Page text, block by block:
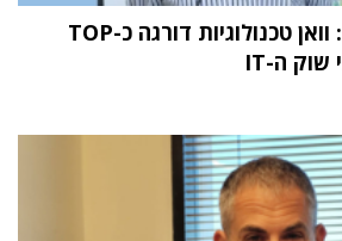
מחקר STKI השנתי: וואן טכנולוגיות דורגה כ-TOP